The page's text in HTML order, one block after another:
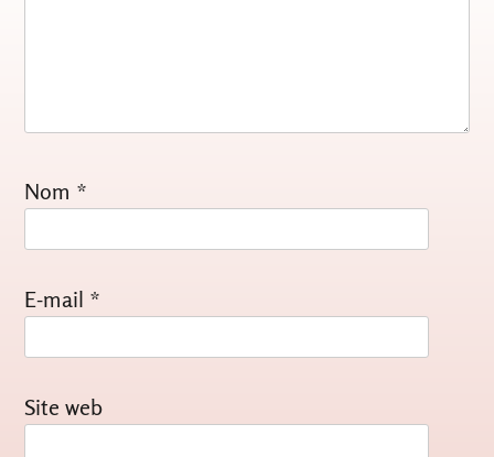
Nom *
E-mail *
Site web